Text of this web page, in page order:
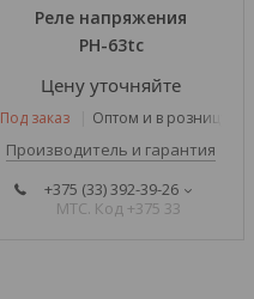
Реле напряжения
РН-63tc
Цену уточняйте
Под заказ Оптом и в розницу
Производитель и гарантия
+375 (33) 392-39-26
МТС. Код +375 33